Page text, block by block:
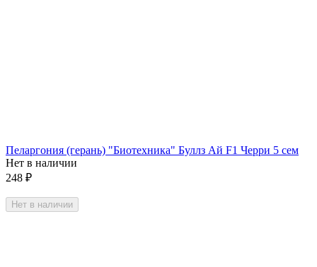
Пеларгония (герань) "Биотехника" Буллз Ай F1 Черри 5 сем
Нет в наличии
248 ₽
Нет в наличии